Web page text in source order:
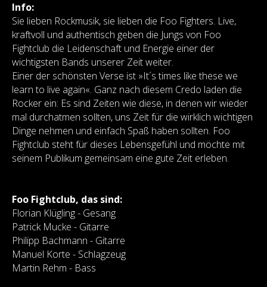
Info:
Sie lieben Rockmusik, sie lieben die Foo Fighters. Live,
kraftvoll und authentisch geben die Jungs von Foo
Fightclub die Leidenschaft und Energie einer der
wichtigsten Bands unserer Zeit weiter.
Einer der schönsten Verse ist »It´s times like these we
learn to live again«. Ganz nach diesem Credo laden die
Rocker ein: Es sind Zeiten wie diese, in denen wir wieder
mal durchatmen sollten, uns Zeit für die wirklich wichtigen
Dinge nehmen und einfach Spaß haben sollten. Foo
Fightclub steht für dieses Lebensgefühl und möchte mit
seinem Publikum gemeinsam eine gute Zeit erleben.
Foo Fightclub, das sind:
Florian Klügling - Gesang
Patrick Mucke - Gitarre
Philipp Bachmann - Gitarre
Manuel Korte - Schlagzeug
Martin Rehm - Bass